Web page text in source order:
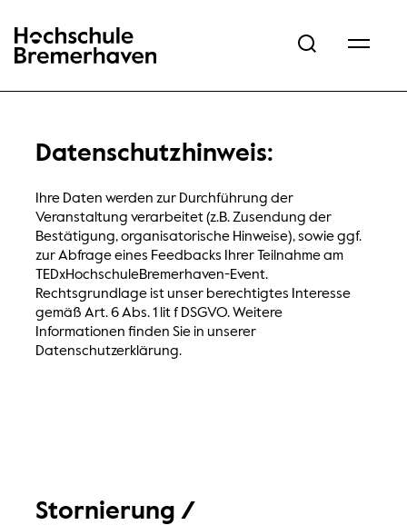
Hochschule Bremerhaven
Datenschutzhinweis:
Ihre Daten werden zur Durchführung der
Veranstaltung verarbeitet (z.B. Zusendung der
Bestätigung, organisatorische Hinweise), sowie ggf.
zur Abfrage eines Feedbacks Ihrer Teilnahme am
TEDxHochschuleBremerhaven-Event.
Rechtsgrundlage ist unser berechtigtes Interesse
gemäß Art. 6 Abs. 1 lit f DSGVO. Weitere
Informationen finden Sie in unserer
Datenschutzerklärung.
Stornierung /